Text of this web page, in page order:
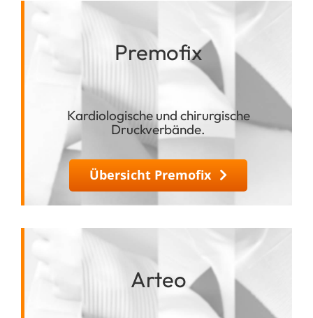
Premofix
Kardiologische und chirurgische
Druckverbände.
Übersicht Premofix
Arteo